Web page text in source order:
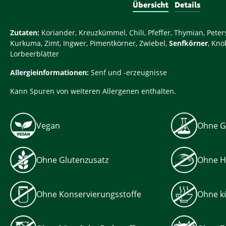
Übersicht Details
Zutaten: Koriander, Kreuzkümmel, Chili, Pfeffer, Thymian,
Kurkuma, Zimt, Ingwer, Pimentkörner, Zwiebel, Senfkörner,
Lorbeerblätter
Allergieinformationen: Senf und -erzeugnisse
Kann Spuren von weiteren Allergenen enthalten.
Vegan Ohne
Ohne Glutenzusatz Ohne
Ohne Konservierungsstoffe Ohne